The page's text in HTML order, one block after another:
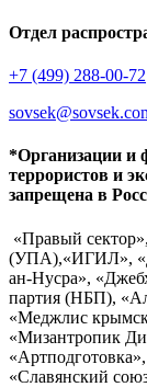
Отдел
+7 (499) 288-00-72
*Организации и
террористов и
запрещена в
«Правый
(УПА),«ИГИЛ»,
ан-Нусра»,
партия (НБП),
«Меджлис
«Мизантропик
«Славянский